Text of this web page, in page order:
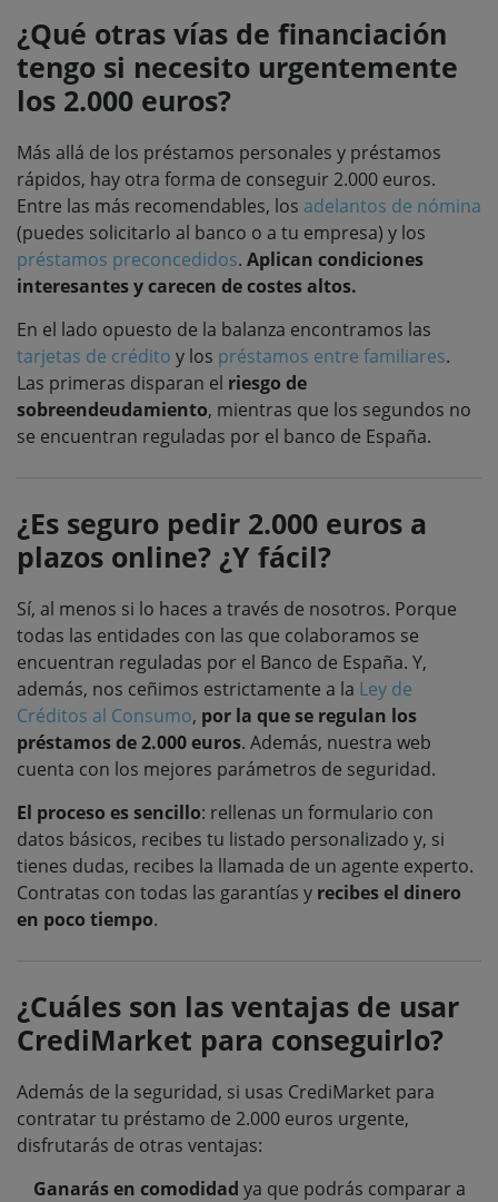
¿Qué otras vías de financiación
tengo si necesito urgentemente
los 2.000 euros?
Más allá de los préstamos personales y préstamos
rápidos, hay otra forma de conseguir 2.000 euros.
Entre las más recomendables, los adelantos de nómina
(puedes solicitarlo al banco o a tu empresa) y los
préstamos preconcedidos. Aplican condiciones
interesantes y carecen de costes altos.
En el lado opuesto de la balanza encontramos las
tarjetas de crédito y los préstamos entre familiares.
Las primeras disparan el riesgo de
sobreendeudamiento, mientras que los segundos no
se encuentran reguladas por el banco de España.
¿Es seguro pedir 2.000 euros a
plazos online? ¿Y fácil?
Sí, al menos si lo haces a través de nosotros. Porque
todas las entidades con las que colaboramos se
encuentran reguladas por el Banco de España. Y,
además, nos ceñimos estrictamente a la Ley de
Créditos al Consumo, por la que se regulan los
préstamos de 2.000 euros. Además, nuestra web
cuenta con los mejores parámetros de seguridad.
El proceso es sencillo: rellenas un formulario con
datos básicos, recibes tu listado personalizado y, si
tienes dudas, recibes la llamada de un agente experto.
Contratas con todas las garantías y recibes el dinero
en poco tiempo.
¿Cuáles son las ventajas de usar
CrediMarket para conseguirlo?
Además de la seguridad, si usas CrediMarket para
contratar tu préstamo de 2.000 euros urgente,
disfrutarás de otras ventajas:
Ganarás en comodidad ya que podrás comparar a